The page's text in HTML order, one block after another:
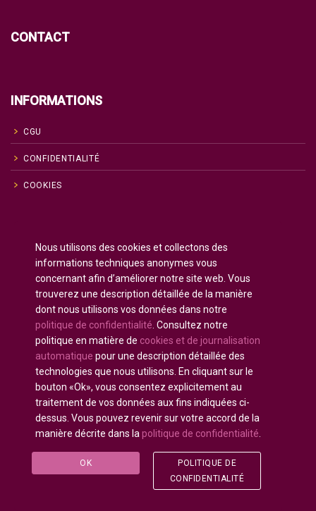
CONTACT
INFORMATIONS
CGU
CONFIDENTIALITÉ
COOKIES
Русский
( Russe
Español(Espagnol )
Français
Allemand
العربية (Arabe)
Português(Portugais - du Portugal)
Tous droits réservés © 2020 - 2025
L'Université numérique pour la communauté de
l'INTOSAI ©Accounts Chamber of the Russian
FSI «CEAIT SP»
Nous utilisons des cookies et collectons des
informations techniques anonymes vous
concernant afin d’améliorer notre site web. Vous
trouverez une description détaillée de la manière
dont nous utilisons vos données dans notre
politique de confidentialité . Consultez notre
politique en matière de cookies et de journalisation
automatique pour une description détaillée des
technologies que nous utilisons. En cliquant sur le
bouton «Ok», vous consentez explicitement au
traitement de vos données aux fins indiquées ci-
dessus. Vous pouvez revenir sur votre accord de la
manière décrite dans la politique de confidentialité
OK
POLITIQUE DE
CONFIDENTIALITÉ